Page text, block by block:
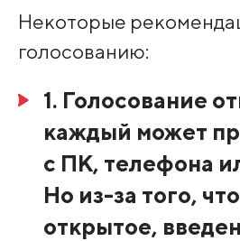
Некоторые
голосованию:
1. Голосование
каждый может
с ПК, телефона
Но из-за того,
открытое,